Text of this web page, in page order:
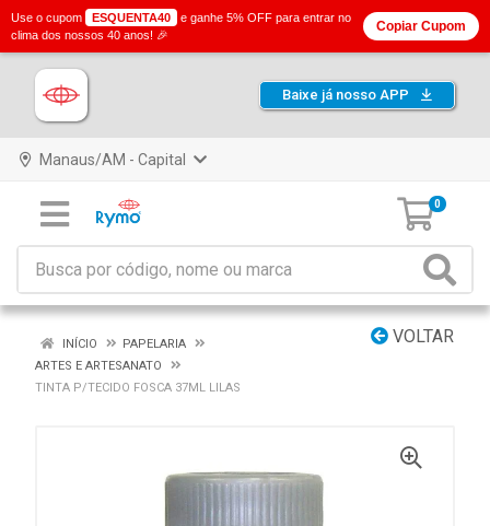
Baixe já nosso APP
Manaus/AM - Capital
0
VOLTAR
INÍCIO
PAPELARIA
ARTES E ARTESANATO
TINTA P/TECIDO FOSCA 37ML LILAS
Use o cupom ESQUENTA40
e ganhe 5% OFF para entrar no
clima dos nossos 40 anos! 🎉
Copiar Cupom